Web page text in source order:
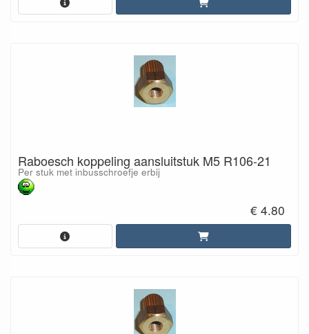
Raboesch koppeling aansluitstuk M5 R106-21
Per stuk met inbusschroefje erbij
€ 4.80